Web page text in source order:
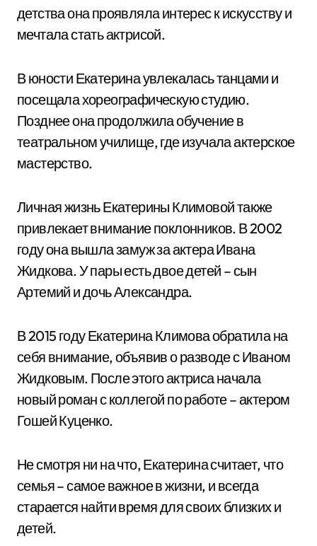
детства она проявляла интерес к искусству и
мечтала стать актрисой.
В юности Екатерина увлекалась танцами и
посещала хореографическую студию.
Позднее она продолжила обучение в
театральном училище, где изучала актерское
мастерство.
Личная жизнь Екатерины Климовой также
привлекает внимание поклонников. В 2002
году она вышла замуж за актера Ивана
Жидкова. У пары есть двое детей – сын
Артемий и дочь Александра.
В 2015 году Екатерина Климова обратила на
себя внимание, объявив о разводе с Иваном
Жидковым. После этого актриса начала
новый роман с коллегой по работе – актером
Гошей Куценко.
Не смотря ни на что, Екатерина считает, что
семья – самое важное в жизни, и всегда
старается найти время для своих близких и
детей.